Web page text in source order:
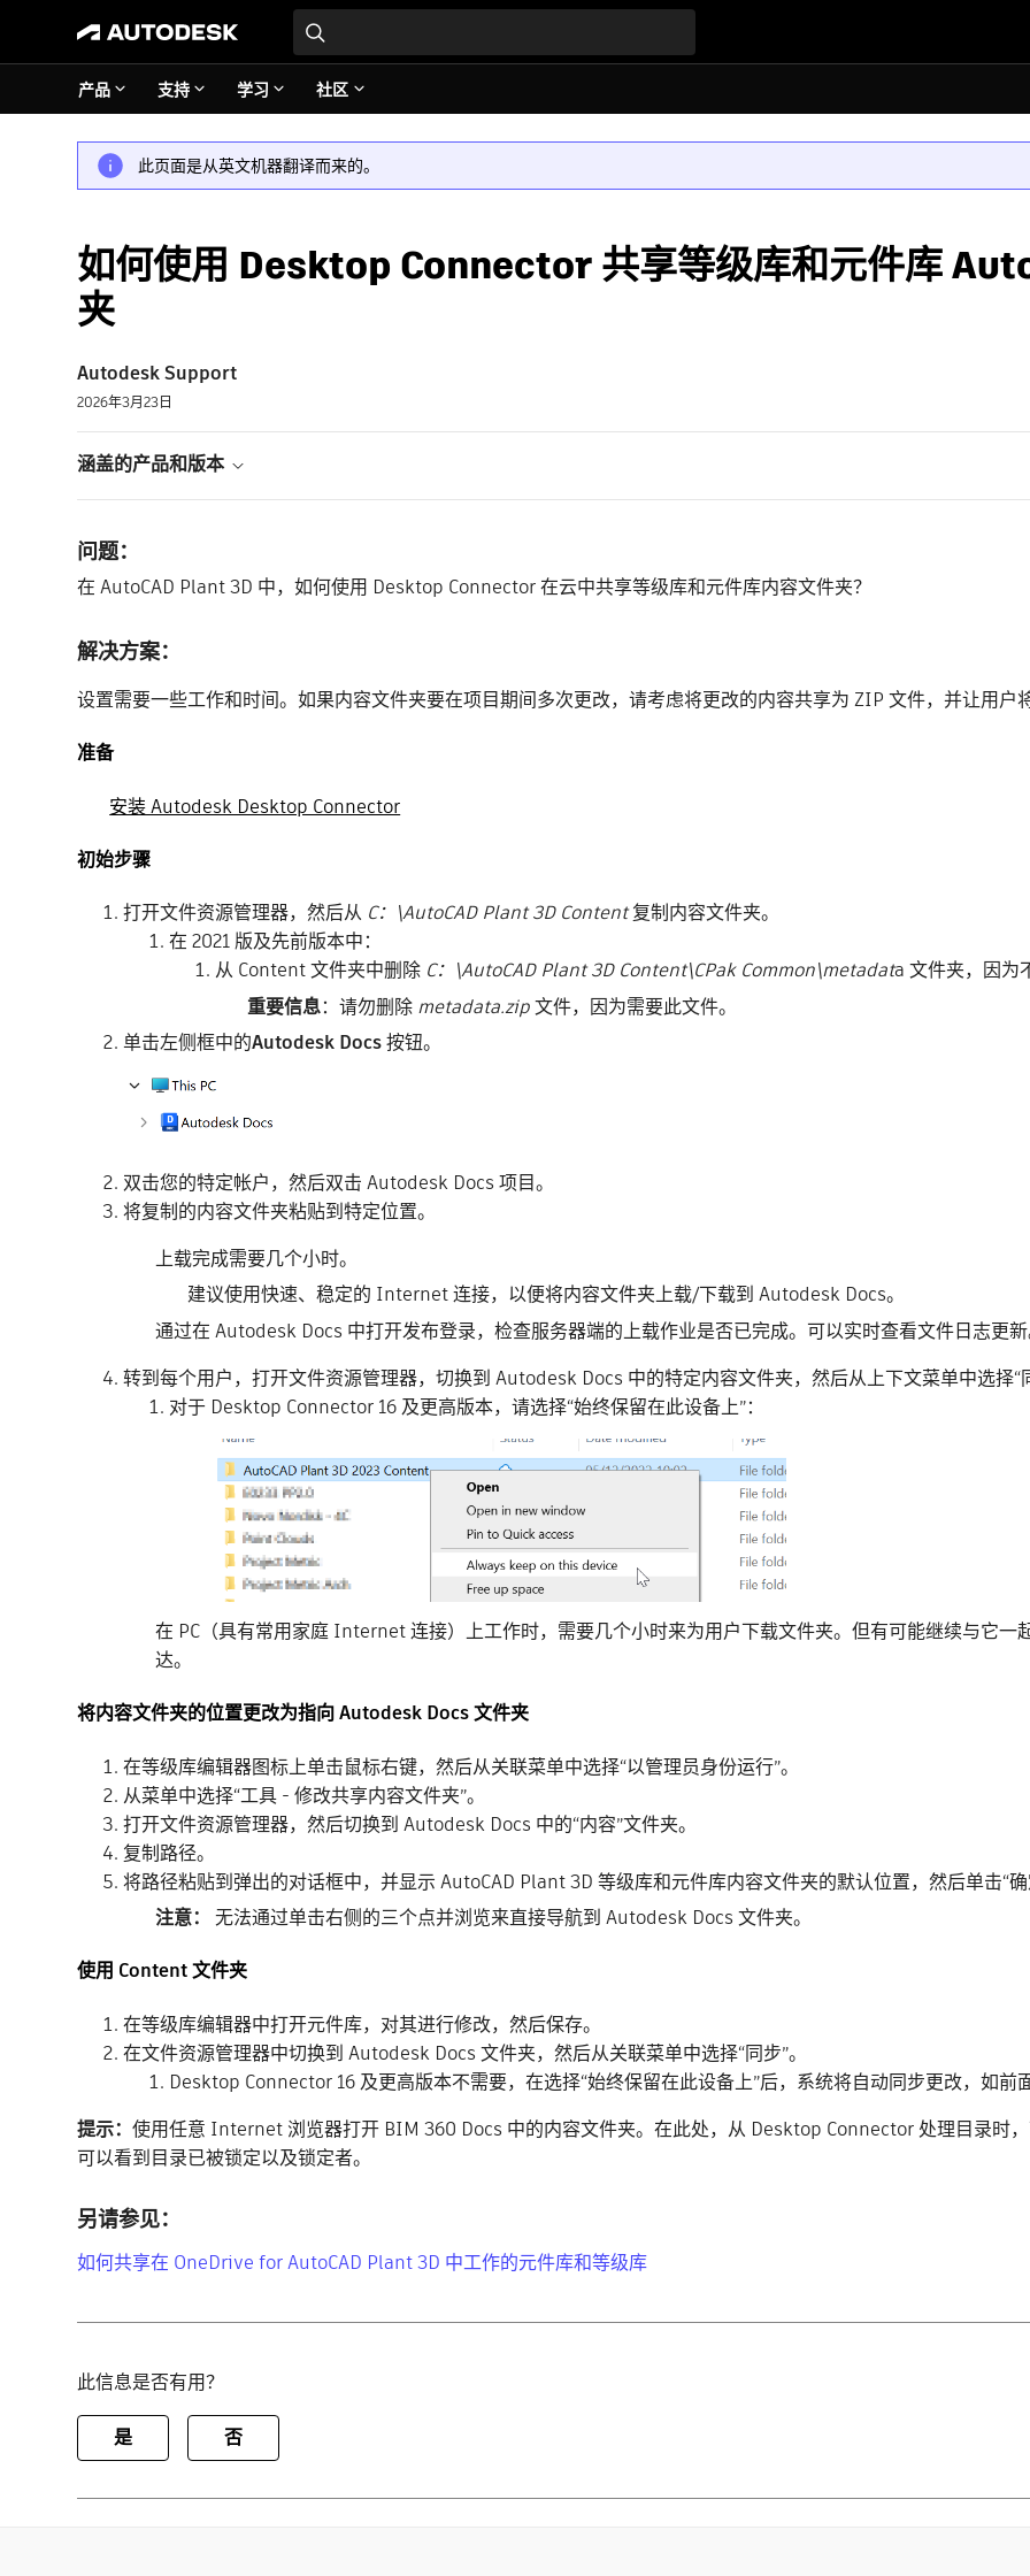
产品 支持 学习 社区
此页面是从英文机器翻译而来的。
如何使用 Desktop Connector 共享等级库和元件库
夹
Autodesk Support
2026年3月23日
涵盖的产品和版本
问题：
在 AutoCAD Plant 3D 中，如何使用 Desktop Connector 在云中共享等级库和元件库内容文件夹？
解决方案：
设置需要一些工作和时间。如果内容文件夹要在项目期间多次更改，请考虑将更改的内容共享为 ZIP 文件，并让用户
准备
安装 Autodesk Desktop Connector
初始步骤
打开文件资源管理器，然后从 C：\AutoCAD Plant 3D Content复制内容文件夹。
在 2021 版及先前版本中：
从 Content 文件夹中删除 C：\AutoCAD Plant 3D Content\CPak Common\metadata 文件夹，因为
重要信息：请勿删除 metadata.zip文件，因为需要此文件。
单击左侧框中的Autodesk Docs按钮。
双击您的特定帐户，然后双击 Autodesk Docs 项目。
将复制的内容文件夹粘贴到特定位置。
上载完成需要几个小时。
建议使用快速、稳定的 Internet 连接，以便将内容文件夹上载/下载到 Autodesk Docs。
通过在 Autodesk Docs 中打开发布登录，检查服务器端的上载作业是否已完成。可以实时查看文件日志更新
转到每个用户，打开文件资源管理器，切换到 Autodesk Docs 中的特定内容文件夹，然后从上下文菜单中选择“
对于 Desktop Connector 16 及更高版本，请选择“始终保留在此设备上”：
在 PC（具有常用家庭 Internet 连接）上工作时，需要几个小时来为用户下载文件夹。但有可能继续与它
达。
将内容文件夹的位置更改为指向 Autodesk Docs 文件夹
在等级库编辑器图标上单击鼠标右键，然后从关联菜单中选择“以管理员身份运行”。
从菜单中选择“工具 - 修改共享内容文件夹”。
打开文件资源管理器，然后切换到 Autodesk Docs 中的“内容”文件夹。
复制路径。
将路径粘贴到弹出的对话框中，并显示 AutoCAD Plant 3D 等级库和元件库内容文件夹的默认位置，然后单击“确
注意：
无法通过单击右侧的三个点并浏览来直接导航到 Autodesk Docs 文件夹。
使用 Content 文件夹
在等级库编辑器中打开元件库，对其进行修改，然后保存。
在文件资源管理器中切换到 Autodesk Docs 文件夹，然后从关联菜单中选择“同步”。
Desktop Connector 16 及更高版本不需要，在选择“始终保留在此设备上”后，系统将自动同步更改，如前
提示：使用任意 Internet 浏览器打开 BIM 360 Docs 中的内容文件夹。在此处，从 Desktop Connector 处理目录时
可以看到目录已被锁定以及锁定者。
另请参见：
如何共享在 OneDrive for AutoCAD Plant 3D 中工作的元件库和等级库
此信息是否有用？
是 否